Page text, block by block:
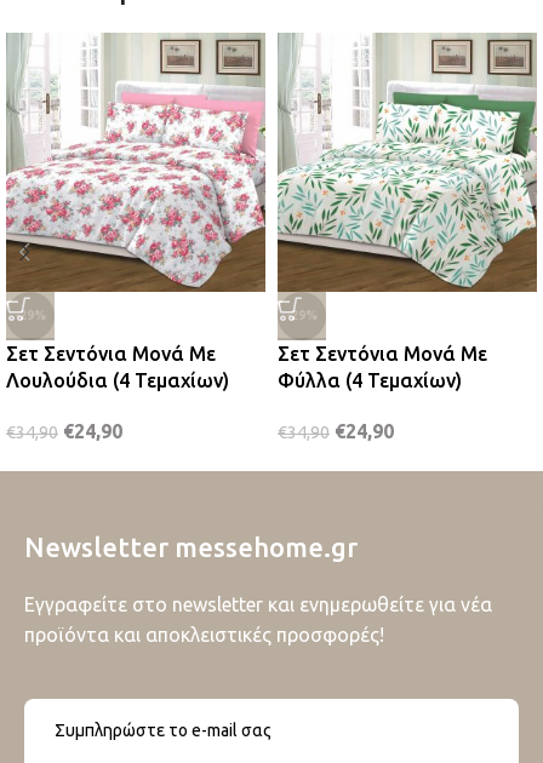
-29%
Σετ Σεντόνια Μονά Με
Λουλούδια (4 Τεμαχίων)
€34,90 €24,90
-29%
Σετ Σεντόνια Μονά Με
Φύλλα (4 Τεμαχίων)
€34,90 €24,90
Newsletter messehome.gr
Εγγραφείτε στο newsletter και ενημερωθείτε για νέα
προϊόντα και αποκλειστικές προσφορές!